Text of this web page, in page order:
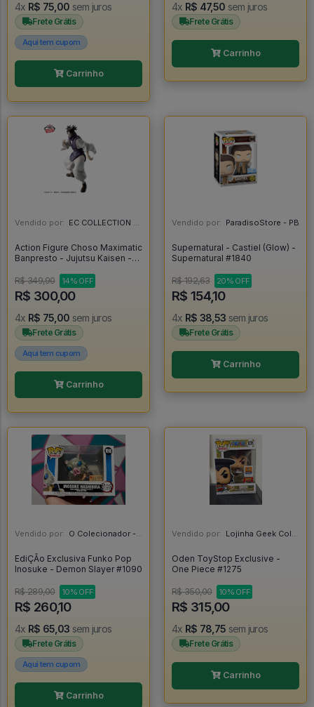
4x R$ 75,00 sem juros
Frete Grátis
Aqui tem cupom
Carrinho
4x R$ 47,50 sem juros
Frete Grátis
Carrinho
Vendido por: EC COLLECTION - SP
Action Figure Choso Maximatic
Banpresto - Jujutsu Kaisen -
R$ 349,90
14% OFF
R$ 300,00
4x R$ 75,00 sem juros
Frete Grátis
Aqui tem cupom
Carrinho
Vendido por: ParadisoStore - PB
Supernatural - Castiel (Glow) -
Supernatural #1840
R$ 192,63 20% OFF
R$ 154,10
4x R$ 38,53 sem juros
Frete Grátis
Carrinho
Vendido por: O Colecionador - SP
EdiÇÃo Exclusiva Funko Pop
Inosuke - Demon Slayer #1090
R$ 289,00 10% OFF
R$ 260,10
4x R$ 65,03 sem juros
Frete Grátis
Aqui tem cupom
Carrinho
Vendido por: Lojinha Geek Colecionáveis - DF
Oden ToyStop Exclusive -
One Piece #1275
R$ 350,00 10% OFF
R$ 315,00
4x R$ 78,75 sem juros
Frete Grátis
Carrinho